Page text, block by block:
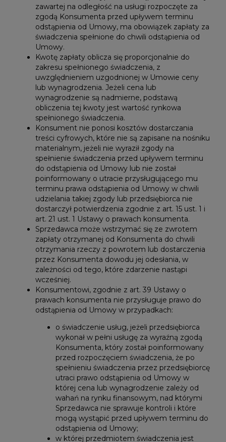
zawartej na odległość na usługi rozpoczęte za
zgodą Konsumenta przed upływem terminu
odstąpienia od Umowy, ma obowiązek zapłaty za
świadczenia spełnione do chwili odstąpienia od
Umowy.
Kwotę zapłaty oblicza się proporcjonalnie do
zakresu spełnionego świadczenia, z
uwzględnieniem uzgodnionej w Umowie ceny
lub wynagrodzenia. Jeżeli cena lub
wynagrodzenie są nadmierne, podstawą
obliczenia tej kwoty jest wartość rynkowa
spełnionego świadczenia.
Konsument nie ponosi kosztów dostarczania
treści cyfrowych, które nie są zapisane na nośniku
materialnym, jeżeli nie wyraził zgody na
spełnienie świadczenia przed upływem terminu
do odstąpienia od Umowy lub nie został
poinformowany o utracie przysługującego mu
terminu prawa odstąpienia od Umowy w chwili
udzielania takiej zgody lub przedsiębiorca nie
dostarczył potwierdzenia zgodnie z art. 15 ust. 1 i
art. 21 ust. 1 Ustawy o prawach konsumenta.
Sprzedawca może wstrzymać się ze zwrotem
zapłaty otrzymanej od Konsumenta do chwili
otrzymania rzeczy z powrotem lub dostarczenia
przez Konsumenta dowodu jej odesłania, w
zależności od tego, które zdarzenie nastąpi
wcześniej.
Konsumentowi, zgodnie z art. 39 Ustawy o
prawach konsumenta nie przysługuje prawo do
odstąpienia od Umowy w przypadkach:
o świadczenie usług, jeżeli przedsiębiorca
wykonał w pełni usługę za wyraźną zgodą
Konsumenta, który został poinformowany
przed rozpoczęciem świadczenia, że po
spełnieniu świadczenia przez przedsiębiorcę
utraci prawo odstąpienia od Umowy w
której cena lub wynagrodzenie zależy od
wahań na rynku finansowym, nad którymi
Sprzedawca nie sprawuje kontroli i które
mogą wystąpić przed upływem terminu do
odstąpienia od Umowy;
w której przedmiotem świadczenia jest